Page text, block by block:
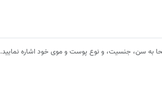
به سن، جنسیت، و نوع پوست و موی خود اشاره نمایید.